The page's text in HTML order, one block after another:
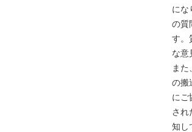
にな
の質
す。
な意
また
の搬
にご
され
知し